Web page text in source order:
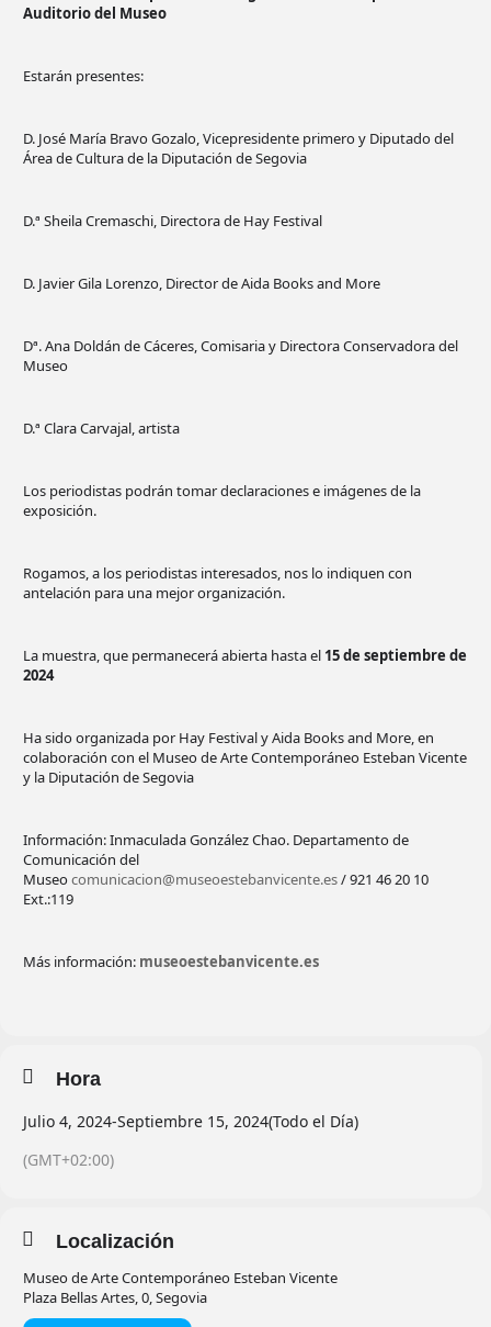
Auditorio del Museo
Estarán presentes:
D. José María Bravo Gozalo, Vicepresidente primero y Diputado del
Área de Cultura de la Diputación de Segovia
D.ª Sheila Cremaschi, Directora de Hay Festival
D. Javier Gila Lorenzo, Director de Aida Books and More
Dª. Ana Doldán de Cáceres, Comisaria y Directora Conservadora del
Museo
D.ª Clara Carvajal, artista
Los periodistas podrán tomar declaraciones e imágenes de la
exposición.
Rogamos, a los periodistas interesados, nos lo indiquen con
antelación para una mejor organización.
La muestra, que permanecerá abierta hasta el 15 de septiembre de
2024
Ha sido organizada por Hay Festival y Aida Books and More, en
colaboración con el Museo de Arte Contemporáneo Esteban Vicente
y la Diputación de Segovia
Información: Inmaculada González Chao. Departamento de
Comunicación del
Museocomunicacion@museoestebanvicente.es/ 921 46 20 10
Ext.:119
Más información: museoestebanvicente.es
Hora
Julio 4, 2024-Septiembre 15, 2024(Todo el Día)
(GMT+02:00)
Localización
Museo de Arte Contemporáneo Esteban Vicente
Plaza Bellas Artes, 0, Segovia